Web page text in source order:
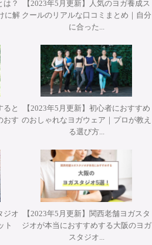
している日時、場所へおいで下さ
ついて
入金完了前、または教育ローン
については、キャンセル料等は発
入金完了後、お客様のご都合に
お預かりさせていただいている
料と替えさせていただくものと
料-頭金）につきましては、お申
日の３０日前までにお申し出頂
９日前～１５日前までにお申し出
講 パット・ガイトンピラティス
阪 ”Pat Guyton Pilates Special
Lab【対面】
講 パット・ガイトンピラティス
阪 ”Pat Guyton Pilates Special
【対面・オンライン(ア－カイブ
あり）】
催 Misa先生によるワークショッ
て理解する オ－プンレッグロッ
－ザ－』【対面】
YT２００短期集中養成コース・
ス担当講師 武井典子先生による
ンダヨガ 3時間プラクティス』
日)開催 柳本和也先生 Special
2Days【対面】
は？
に解
【2023年5月更新】人気のヨガ養成ス
クールのリアルな口コミまとめ｜自分
に合った...
ると
おす
【2023年5月更新】初心者におすすめ
のおしゃれなヨガウェア｜プロが教え
る選び方...
ジオ
ト
【2023年5月更新】関西老舗ヨガスタ
ジオが本当におすすめする大阪のヨガ
スタジオ...